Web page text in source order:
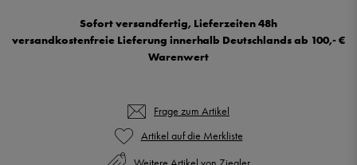
Sofort versandfertig, Lieferzeiten 48h
versandkostenfreie Lieferung innerhalb Deutschlands ab 100,- €
Warenwert
Frage zum Artikel